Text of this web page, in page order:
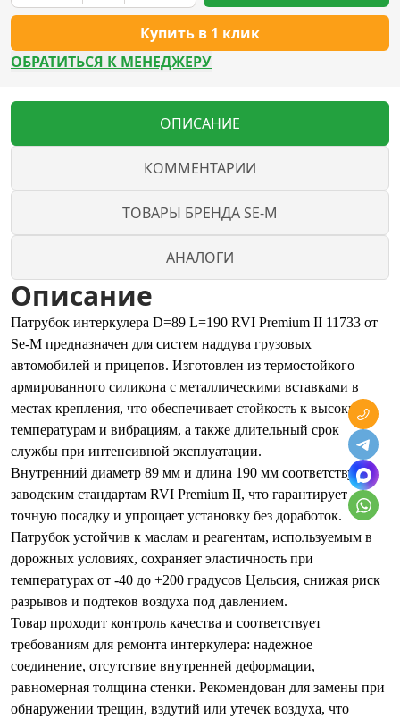
Купить в 1 клик
ОБРАТИТЬСЯ К МЕНЕДЖЕРУ
ОПИСАНИЕ
КОММЕНТАРИИ
ТОВАРЫ БРЕНДА SE-M
АНАЛОГИ
Описание
Патрубок интеркулера D=89 L=190 RVI Premium II 11733 от
Se-M предназначен для систем наддува грузовых
автомобилей и прицепов. Изготовлен из термостойкого
армированного силикона с металлическими вставками в
местах крепления, что обеспечивает стойкость к высоким
температурам и вибрациям, а также длительный срок
службы при интенсивной эксплуатации.
Внутренний диаметр 89 мм и длина 190 мм соответствуют
заводским стандартам RVI Premium II, что гарантирует
точную посадку и упрощает установку без доработок.
Патрубок устойчив к маслам и реагентам, используемым в
дорожных условиях, сохраняет эластичность при
температурах от -40 до +200 градусов Цельсия, снижая риск
разрывов и подтеков воздуха под давлением.
Товар проходит контроль качества и соответствует
требованиям для ремонта интеркулера: надежное
соединение, отсутствие внутренней деформации,
равномерная толщина стенки. Рекомендован для замены при
обнаружении трещин, вздутий или утечек воздуха, что